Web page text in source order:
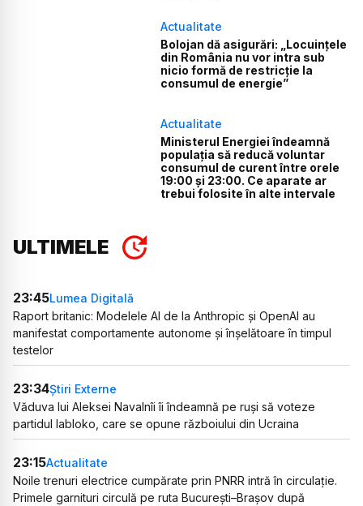
Actualitate
Bolojan dă asigurări: „Locuințele
din România nu vor intra sub
nicio formă de restricție la
consumul de energie”
Actualitate
Ministerul Energiei îndeamnă
populația să reducă voluntar
consumul de curent între orele
19:00 și 23:00. Ce aparate ar
trebui folosite în alte intervale
ULTIMELE
23:45Lumea Digitală
Raport britanic: Modelele AI de la Anthropic și OpenAI au
manifestat comportamente autonome și înșelătoare în timpul
testelor
23:34Știri Externe
Văduva lui Aleksei Navalnîi îi îndeamnă pe ruși să voteze
partidul Iabloko, care se opune războiului din Ucraina
23:15Actualitate
Noile trenuri electrice cumpărate prin PNRR intră în circulație.
Primele garnituri circulă pe ruta București–Brașov după